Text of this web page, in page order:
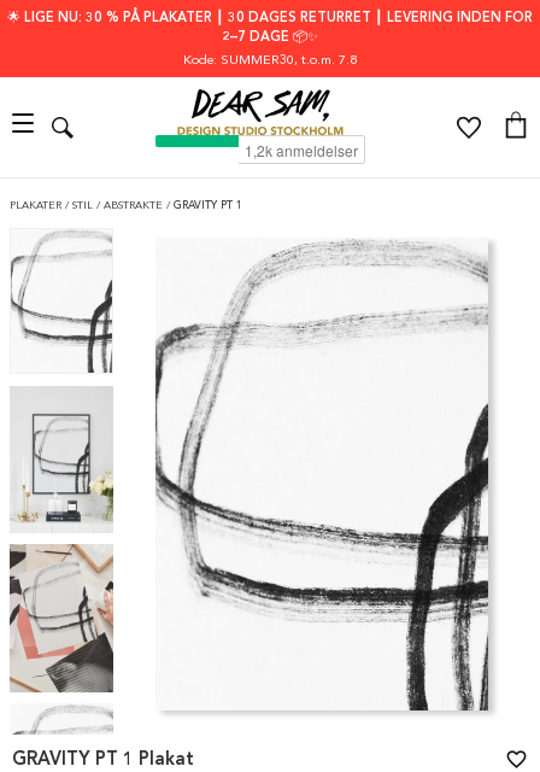
🌟 LIGE NU: 30 % PÅ PLAKATER ┃ 30 DAGES RETURRET ┃ LEVERING INDEN FOR
2–7 DAGE 📦✨
Kode: SUMMER30, t.o.m. 7.8
PLAKATER / STIL / ABSTRAKTE / GRAVITY PT 1
Item
1
GRAVITY PT 1 Plakat favorite_border